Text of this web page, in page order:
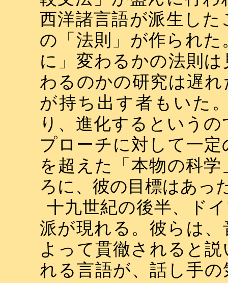
西洋諸言語が派生し
の「法則」が作られ
に」変わるかの法則
わるのかの研究は遅
が持ち出す者もいた
り、進化するという
プローチに対して一
を超えた「本物の科
ろに、彼の目標はあ
十九世紀の後半、ド
派が現れる。彼らは
よって貫徹されると
れる言語が、話し手